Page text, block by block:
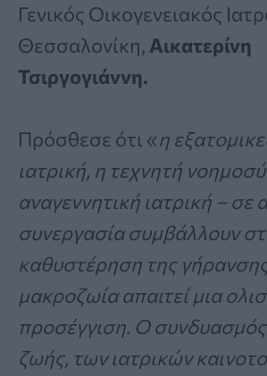
Γενικός Οικογενειακός
Θεσσαλονίκη, Αικατερίνη
Τσιργογιάννη.
Πρόσθεσε ότι «η
ιατρική, η τεχνητή
αναγεννητική ιατρική – σε
συνεργασία συμβάλλουν
καθυστέρηση της
μακροζωία απαιτεί μια
προσέγγιση. Ο
ζωής, των ιατρικών